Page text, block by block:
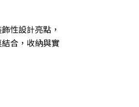
性設計亮點，
合，收納與實